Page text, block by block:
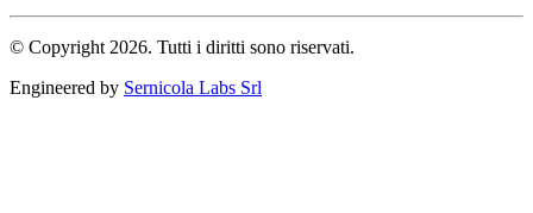
© Copyright 2026. Tutti i diritti sono riservati.
Engineered by Sernicola Labs Srl